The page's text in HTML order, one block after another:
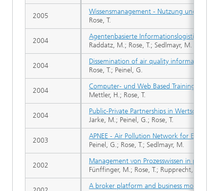
Wissensmanagement - Nutzung und
Rose, T.
Agentenbasierte Informationslogistik in
Raddatz, M.; Rose, T.; Sedlmayr, M.
Dissemination of air quality information:
Rose, T.; Peinel, G.
Computer- und Web Based Training (CBT/
Mettler, H.; Rose, T.
Public-Private Partnerships in
Jarke, M.; Peinel, G.; Rose, T.
APNEE - Air Pollution Network for Early
Peinel, G.; Rose, T.; Sedlmayr, M.
Management von Prozesswissen in
Fünffinger, M.; Rose, T.; Rupprecht, C.;
A broker platform and business model for
2005
2004
2004
2004
2004
2003
2002